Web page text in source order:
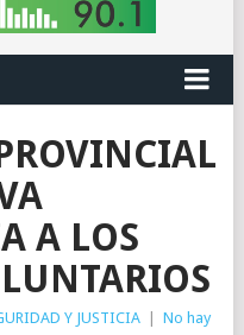
A LOS
Y JUSTICIA
No hay